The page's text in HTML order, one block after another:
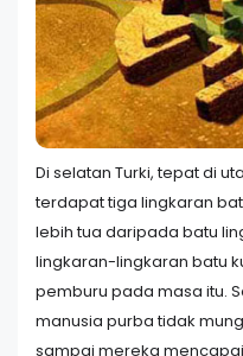
Di selatan Turki, tepat di
terdapat tiga lingkaran
lebih tua daripada batu
lingkaran-lingkaran batu
pemburu pada masa itu.
manusia purba tidak
sampai mereka